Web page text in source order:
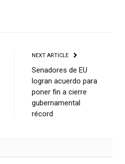
NEXT ARTICLE
Senadores de EU
logran acuerdo para
poner fin a cierre
gubernamental
récord